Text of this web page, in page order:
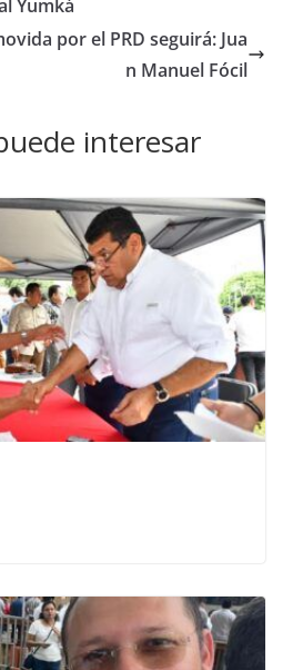
Yumká
por el PRD seguirá: Jua
n Manuel Fócil
interesar